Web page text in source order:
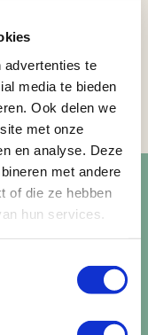
advertenties te
media te bieden
Ook delen we
met onze
en analyse. Deze
met andere
of die ze hebben
hun services.
park. Voor golfers
Wilde dieren
dimensie toe
en de Lodge
de
nieuwsbrief met de
weer